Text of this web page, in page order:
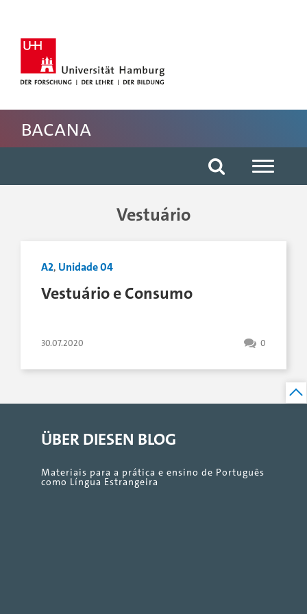
Fussbereich der Seite anspringen
BACANA
Vestuário
A2, Unidade 04
Vestuário e Consumo
30.07.2020 0
ÜBER DIESEN BLOG
Materiais para a prática e ensino de Português
como Língua Estrangeira